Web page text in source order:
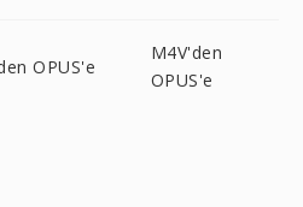
OPUS'e
M4V'den
OPUS'e